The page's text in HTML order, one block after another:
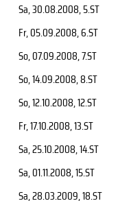
Sa, 30.08.2008, 5.ST
Fr, 05.09.2008, 6.ST
So, 07.09.2008, 7.ST
So, 14.09.2008, 8.ST
So, 12.10.2008, 12.ST
Fr, 17.10.2008, 13.ST
Sa, 25.10.2008, 14.ST
Sa, 01.11.2008, 15.ST
Sa, 28.03.2009, 18.ST